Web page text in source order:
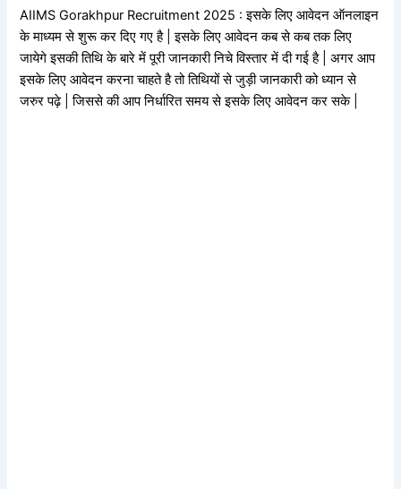
AIIMS Gorakhpur Recruitment 2025 : इसके लिए आवेदन ऑनलाइन
के माध्यम से शुरू कर दिए गए है | इसके लिए आवेदन कब से कब तक लिए
जायेगे इसकी तिथि के बारे में पूरी जानकारी निचे विस्तार में दी गई है | अगर आप
इसके लिए आवेदन करना चाहते है तो तिथियों से जुड़ी जानकारी को ध्यान से
जरुर पढ़े | जिससे की आप निर्धारित समय से इसके लिए आवेदन कर सके |